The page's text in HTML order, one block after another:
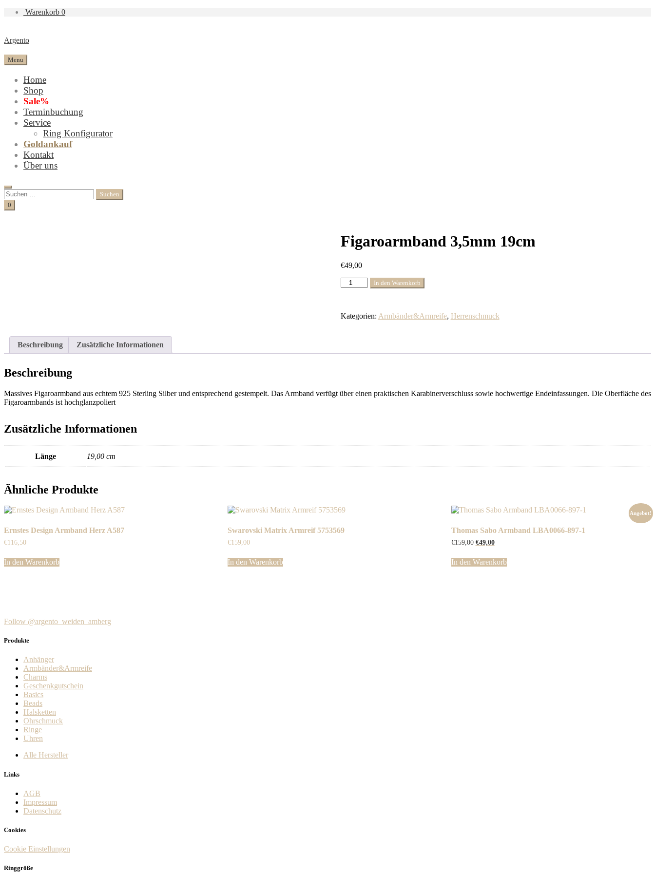
Warenkorb 0
Argento
Menu
Home
Shop
Sale%
Terminbuchung
Service
Ring Konfigurator
Goldankauf
Kontakt
Über uns
Search
Suchen
nach:
Cart
0
Figaroarmband 3,5mm 19cm
€49,00
Figaroarmband
3,5mm
In den Warenkorb
Kategorien: Armbänder&Armreife, Herrenschmuck
Beschreibung Zusätzliche Informationen
Beschreibung
Massives Figaroarmband aus echtem 925 Sterling Silber und entsprechend gestempelt. Das Armband verfügt über einen praktischen Karabinerverschluss sowie hochwertige Endeinfassungen. Die Oberfläche des
Figaroarmbands ist hochglanzpoliert
Zusätzliche Informationen
Länge 19,00 cm
Ähnliche Produkte
Ernstes Design Armband Herz A587
€116,50
In den Warenkorb
Swarovski Matrix Armreif 5753569
€159,00
In den Warenkorb
Angebot!
Thomas Sabo Armband LBA0066-897-1
€159,00 Ursprünglicher
war:
€159,00
€49,00Aktueller
ist:
€49,00.
In den Warenkorb
Follow @argento_weiden_amberg
Produkte
Anhänger
Armbänder&Armreife
Charms
Geschenkgutschein
Basics
Beads
Halsketten
Ohrschmuck
Ringe
Uhren
Alle Hersteller
Links
AGB
Impressum
Datenschutz
Cookies
Cookie Einstellungen
Ringgröße